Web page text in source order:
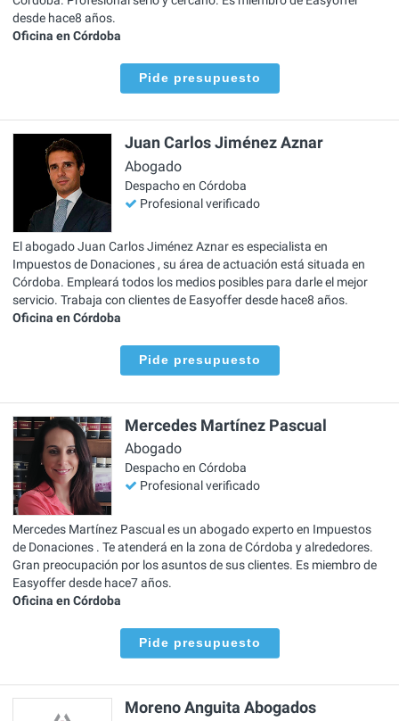
desde hace8 años.
Oficina en Córdoba
Pide presupuesto
Juan Carlos Jiménez Aznar
Abogado
Despacho en Córdoba
Profesional verificado
El abogado Juan Carlos Jiménez Aznar es especialista en
Impuestos de Donaciones , su área de actuación está situada en
Córdoba. Empleará todos los medios posibles para darle el mejor
servicio. Trabaja con clientes de Easyoffer desde hace8 años.
Oficina en Córdoba
Pide presupuesto
Mercedes Martínez Pascual
Abogado
Despacho en Córdoba
Profesional verificado
Mercedes Martínez Pascual es un abogado experto en Impuestos
de Donaciones . Te atenderá en la zona de Córdoba y alrededores.
Gran preocupación por los asuntos de sus clientes. Es miembro de
Easyoffer desde hace7 años.
Oficina en Córdoba
Pide presupuesto
Moreno Anguita Abogados